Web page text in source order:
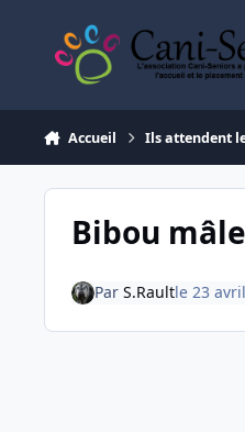
Accueil Ils attendent
Bibou
Par S.Raultle 23